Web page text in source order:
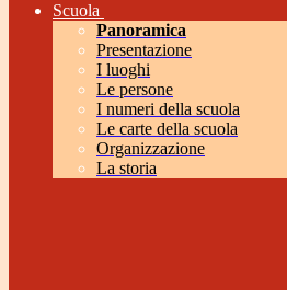
Scuola
Panoramica
Presentazione
I luoghi
Le persone
I numeri della scuola
Le carte della scuola
Organizzazione
La storia